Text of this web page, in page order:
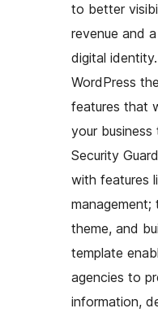
to better
revenue and
digital
WordPress
features that
your
Security
with features
management;
theme, and
template
agencies to
information,